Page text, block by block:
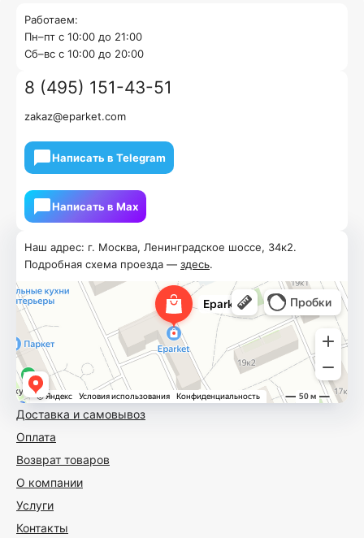
Доставка и самовывоз
Оплата
Возврат товаров
О компании
Услуги
Контакты
Наш адрес: г. Москва, Ленинградское шоссе, 34к2.
Подробная схема проезда — здесь.
Работаем:
Пн–пт с 10:00 до 21:00
Cб–вс с 10:00 до 20:00
8 (495) 151-43-51
zakaz@eparket.com
Написать в Telegram
Написать в Мах